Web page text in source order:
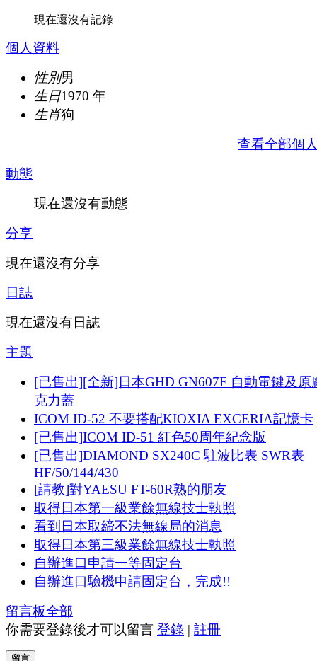
現在還沒有記錄
個人資料
性別男
生日1970 年
生肖狗
查看全部個
動態
現在還沒有動態
分享
現在還沒有分享
日誌
現在還沒有日誌
主題
[已售出][全新]日本GHD GN607F 自動電鍵及原
克力蓋
ICOM ID-52 不要搭配KIOXIA EXCERIA記憶卡
[已售出]ICOM ID-51 紅色50周年紀念版
[已售出]DIAMOND SX240C 駐波比表 SWR表
HF/50/144/430
[請教]對YAESU FT-60R熟的朋友
取得日本第一級業餘無線技士執照
看到日本取締不法無線局的消息
取得日本第三級業餘無線技士執照
自辦進口申請一等固定台
自辦進口驗機申請固定台，完成!!
留言板全部
你需要登錄後才可以留言 登錄 | 註冊
留言